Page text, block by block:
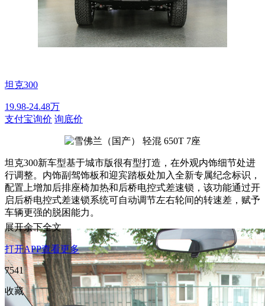
坦克300
19.98-24.48万
支付宝询价 询底价
坦克300新车型基于城市版很有型打造，在外观内饰细节处进
行调整。内饰副驾饰板和迎宾踏板处加入全新专属纪念标识，
配置上增加后排座椅加热和后桥电控式差速锁，该功能通过开
启后桥电控式差速锁系统可自动调节左右轮间的转速差，赋予
车辆更强的脱困能力。
展开余下全文
打开APP查看更多
7541
收藏